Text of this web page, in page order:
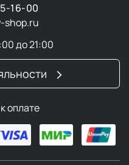
16-00
shop.ru
до 21:00
оплате